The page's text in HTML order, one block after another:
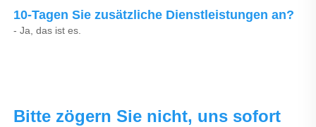
10-Tagen Sie zusätzliche Dienstleistungen an?
- Ja, das ist es.
Bitte zögern Sie nicht, uns sofort